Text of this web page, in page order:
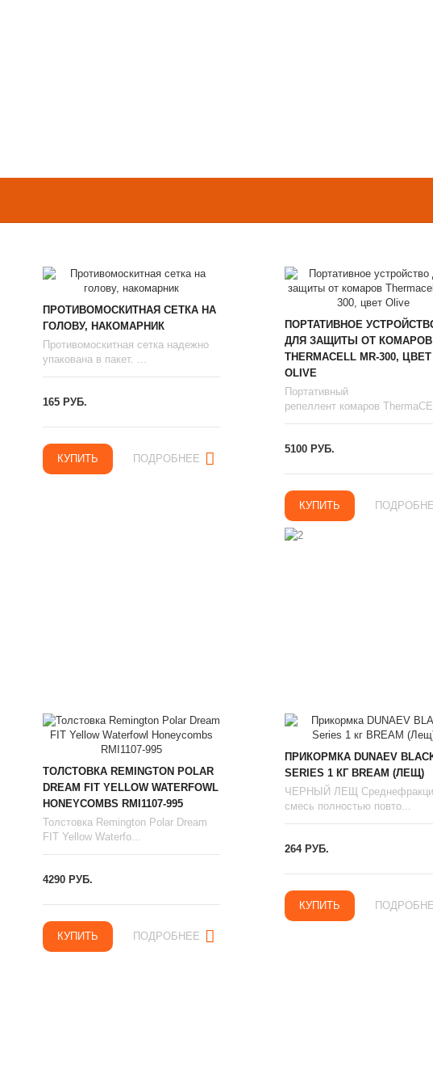
ПРОТИВОМОСКИТНАЯ СЕТКА НА
ГОЛОВУ, НАКОМАРНИК
Противомоскитная сетка надежно
упакована в пакет. ...
165 РУБ.
КУПИТЬ ПОДРОБНЕЕ
ПОРТАТИВНОЕ
ДЛЯ ЗАЩИТЫ ОТ КОМАРОВ
THERMAСЕLL MR-300, ЦВЕТ
OLIVE
Портативный
репеллент комаров
5100 РУБ.
КУПИТЬ
ТОЛСТОВКА REMINGTON POLAR
DREAM FIT YELLOW WATERFOWL
HONEYCOMBS RMI1107-995
Толстовка Remington Polar Dream
FIT Yellow Waterfo...
4290 РУБ.
КУПИТЬ ПОДРОБНЕЕ
ПРИКОРМКА DUNAEV
SERIES 1 КГ BREAM (ЛЕЩ)
ЧЕРНЫЙ ЛЕЩ
смесь полностью повто...
264 РУБ.
КУПИТЬ